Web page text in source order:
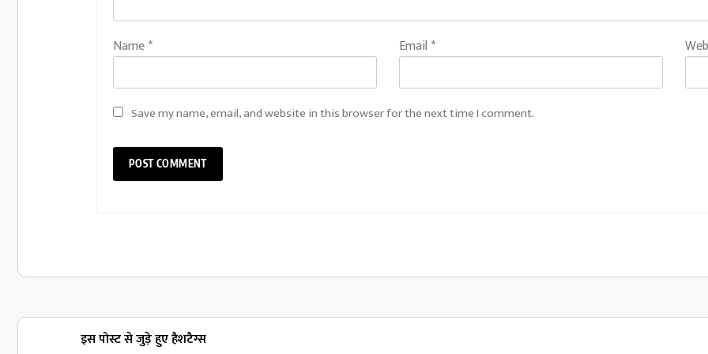
Name* Email *
Save my name, email, and website in this browser for the next time I comment.
इस पोस्ट से जुड़े हुए हैशटैग्स